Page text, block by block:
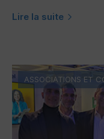
Lire la suite
ASSOCIATIONS ET